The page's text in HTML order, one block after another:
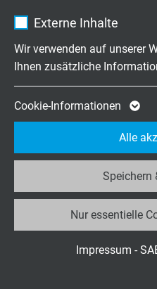
Laufzeit 2 Jahre
Zweck
Cookie
Erzeugt
Besucher
Google
2 Jahre
Externe Inhalte
Wir verwenden auf unserer
Ihnen zusätzliche
Cookie-Informationen
Nur essentielle
Speichern
Alle
Impressum -
Jetzt
+49
Mo.-Do.
Fr.
Unternehmen
Jobs & Karriere